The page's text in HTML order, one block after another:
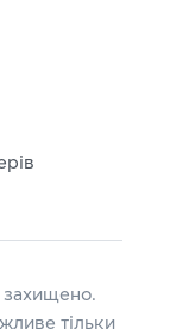
захищено.
тільки